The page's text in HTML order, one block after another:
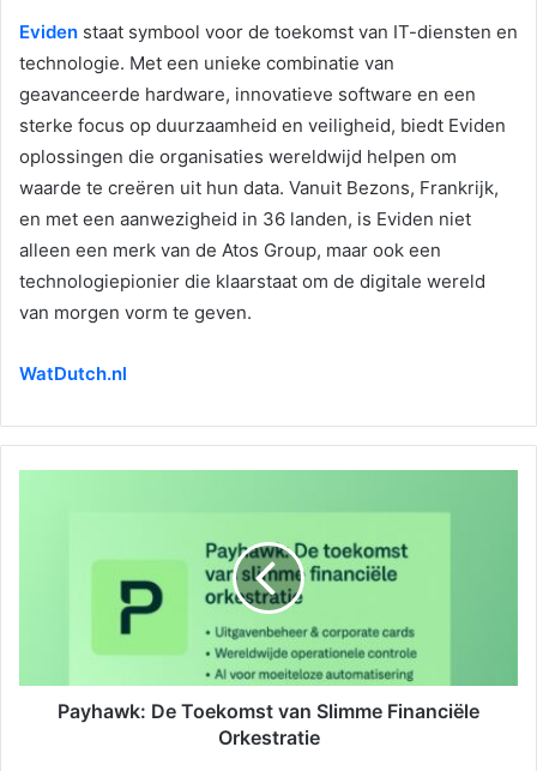
Eviden staat symbool voor de toekomst van IT-diensten en
technologie. Met een unieke combinatie van
geavanceerde hardware, innovatieve software en een
sterke focus op duurzaamheid en veiligheid, biedt Eviden
oplossingen die organisaties wereldwijd helpen om
waarde te creëren uit hun data. Vanuit Bezons, Frankrijk,
en met een aanwezigheid in 36 landen, is Eviden niet
alleen een merk van de Atos Group, maar ook een
technologiepionier die klaarstaat om de digitale wereld
van morgen vorm te geven.
WatDutch.nl
Payhawk: De Toekomst van Slimme Financiële
Orkestratie